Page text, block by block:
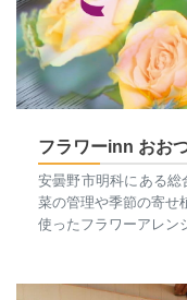
フラワーinn おお
安曇野市明科にある
菜の管理や季節の寄せ
使ったフラワーアレン